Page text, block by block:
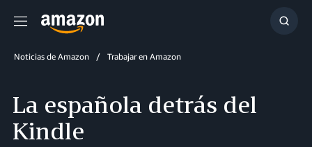
Menú
Noticias de Amazon Trabajar en Amazon
La española detrás del
Kindle